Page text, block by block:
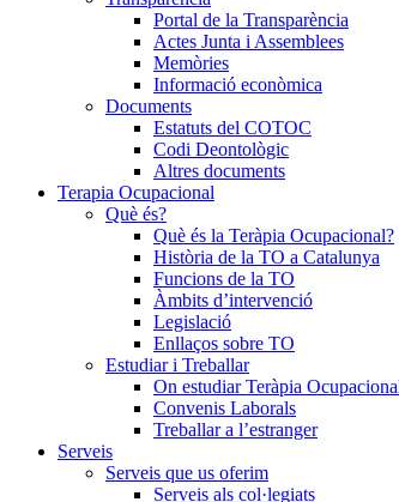
Portal de la Transparència
Actes Junta i Assemblees
Memòries
Informació econòmica
Documents
Estatuts del COTOC
Codi Deontològic
Altres documents
Terapia Ocupacional
Què és?
Què és la Teràpia Ocupacional?
Història de la TO a Catalunya
Funcions de la TO
Àmbits d’intervenció
Legislació
Enllaços sobre TO
Estudiar i Treballar
On estudiar Teràpia
Convenis Laborals
Treballar a l’estranger
Serveis
Serveis que us oferim
Serveis als col·legiats